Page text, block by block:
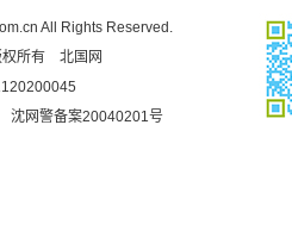
All Rights Reserved.
权所有 北国网
沈网警备案20040201号